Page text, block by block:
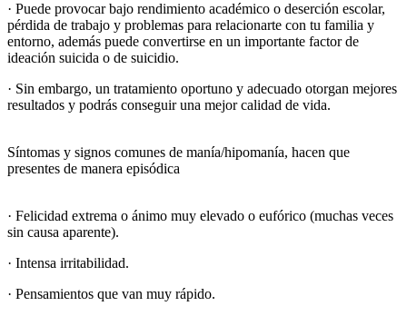
· Puede provocar bajo rendimiento académico o deserción escolar,
pérdida de trabajo y problemas para relacionarte con tu familia y
entorno, además puede convertirse en un importante factor de
ideación suicida o de suicidio.
· Sin embargo, un tratamiento oportuno y adecuado otorgan mejores
resultados y podrás conseguir una mejor calidad de vida.
Síntomas y signos comunes de manía/hipomanía, hacen que
presentes de manera episódica
· Felicidad extrema o ánimo muy elevado o eufórico (muchas veces
sin causa aparente).
· Intensa irritabilidad.
· Pensamientos que van muy rápido.